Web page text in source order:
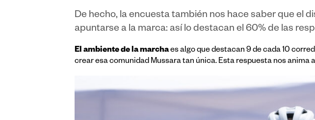
De hecho, la encuesta también nos hace saber que el
apuntarse a la marca: así lo destacan el 60% de las
El ambiente de la marchaes algo que destacan 9 de cada 10
crear esa comunidad Mussara tan única. Esta respuesta nos anima